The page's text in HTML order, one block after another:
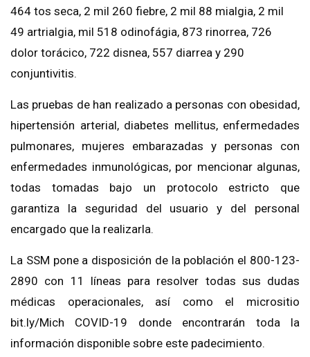
464 tos seca, 2 mil 260 fiebre, 2 mil 88 mialgia, 2 mil
49 artrialgia, mil 518 odinofágia, 873 rinorrea, 726
dolor torácico, 722 disnea, 557 diarrea y 290
conjuntivitis.
Las pruebas de han realizado a personas con obesidad,
hipertensión arterial, diabetes mellitus, enfermedades
pulmonares, mujeres embarazadas y personas con
enfermedades inmunológicas, por mencionar algunas,
todas tomadas bajo un protocolo estricto que
garantiza la seguridad del usuario y del personal
encargado que la realizarla.
La SSM pone a disposición de la población el 800-123-
2890 con 11 líneas para resolver todas sus dudas
médicas operacionales, así como el micrositio
bit.ly/Mich COVID-19 donde encontrarán toda la
información disponible sobre este padecimiento.